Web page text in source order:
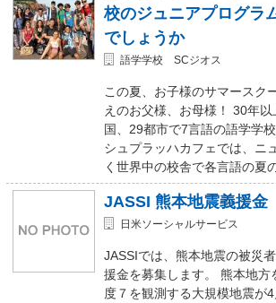
校のジュニアプログラ
でしょうか
語学学校 SCジオス
この夏、お子様のサマースク
えのお父様、お母様！ 30年
国、29都市で7言語の語学学
シュプラッハカフェでは、ニ
く世界中の校舎で各言語の夏
JASSI 熊本地震義援金
日米ソーシャルサービス
JASSIでは、熊本地震の被災
援金を募集します。 熊本地方
度７を観測する大規模地震が